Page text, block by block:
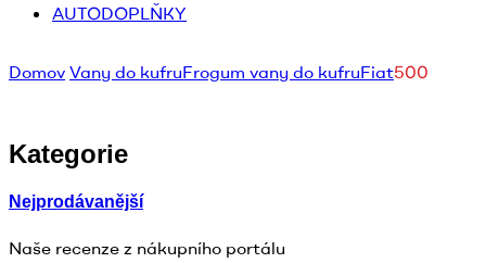
AUTODOPLŇKY
Domov Vany do kufruFrogum vany do kufruFiat500
Kategorie
Nejprodávanější
Naše recenze z nákupního portálu